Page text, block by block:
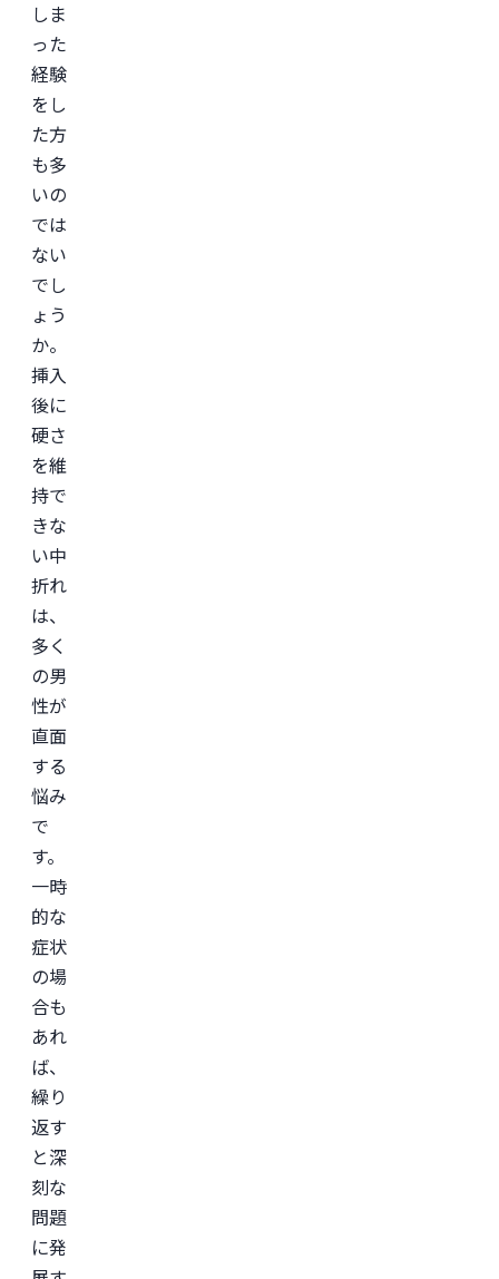
しま
った
経験
をし
た方
も多
いの
では
ない
でし
ょう
か。
挿入
後に
硬さ
を維
持で
きな
い中
折れ
は、
多く
の男
性が
直面
する
悩み
で
す。
一時
的な
症状
の場
合も
あれ
ば、
繰り
返す
と深
刻な
問題
に発